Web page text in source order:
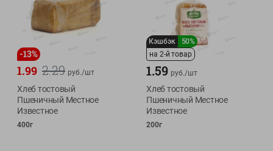
-13%
2.29
1.99 руб./шт
Хлеб тостовый
Пшеничный Местное
Известное
400г
Кэшбэк
50%
на 2-й товар
1.59 руб./шт
Хлеб тостовый
Пшеничный Местное
Известное
200г